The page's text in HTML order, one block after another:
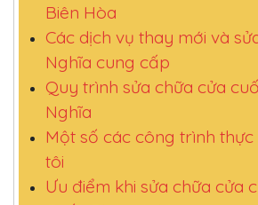
Biên Hòa
Các dịch vụ thay mới và
Nghĩa cung cấp
Quy trình sửa chữa cửa
Nghĩa
Một số các công trình thực
tôi
Ưu điểm khi sửa chữa cửa